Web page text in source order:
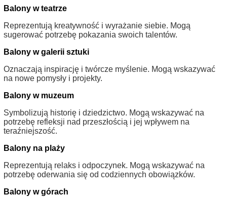
Balony w teatrze
Reprezentują kreatywność i wyrażanie siebie. Mogą
sugerować potrzebę pokazania swoich talentów.
Balony w galerii sztuki
Oznaczają inspirację i twórcze myślenie. Mogą wskazywać
na nowe pomysły i projekty.
Balony w muzeum
Symbolizują historię i dziedzictwo. Mogą wskazywać na
potrzebę refleksji nad przeszłością i jej wpływem na
teraźniejszość.
Balony na plaży
Reprezentują relaks i odpoczynek. Mogą wskazywać na
potrzebę oderwania się od codziennych obowiązków.
Balony w górach